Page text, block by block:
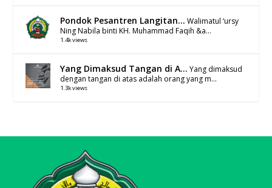
Pondok Pesantren Langitan... Walimatul ‘ursy
Ning Nabila binti KH. Muhammad Faqih &a...
1.4k views
Yang Dimaksud Tangan di A... Yang dimaksud
dengan tangan di atas adalah orang yang m...
1.3k views